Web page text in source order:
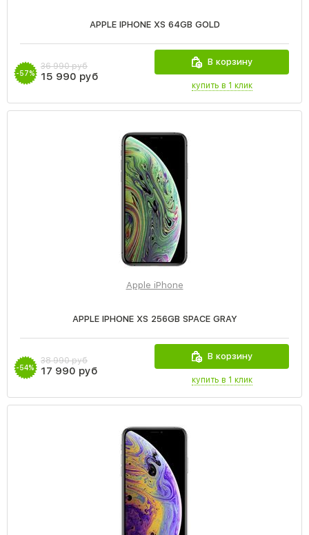
APPLE IPHONE XS 64GB GOLD
-57%
36 990 руб
15 990 руб
В корзину
купить в 1 клик
Apple iPhone
APPLE IPHONE XS 256GB SPACE GRAY
-54%
38 990 руб
17 990 руб
В корзину
купить в 1 клик